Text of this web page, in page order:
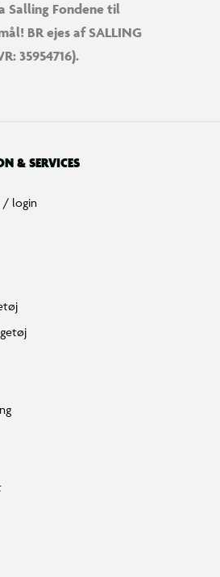
Salling Fondene til
BR ejes af SALLING
35954716).
& SERVICES
/ login